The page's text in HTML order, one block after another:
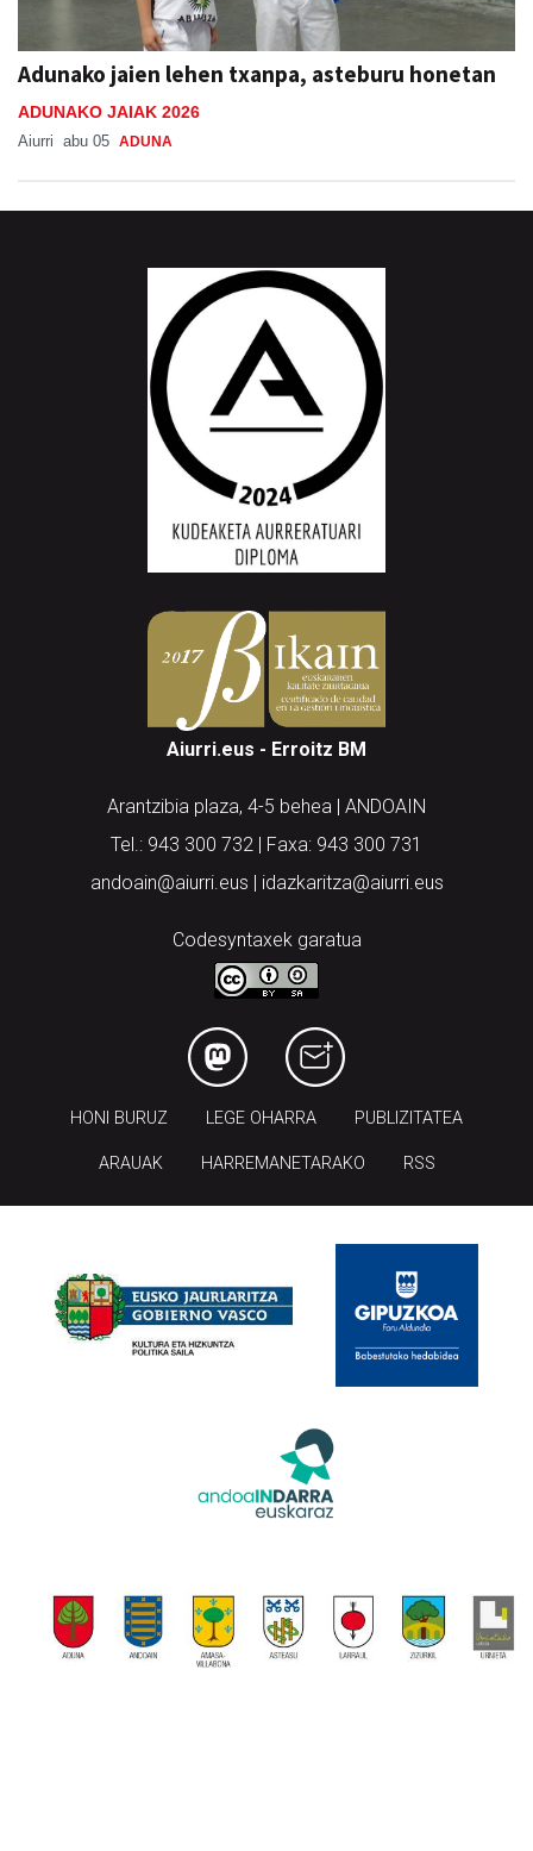
Adunako jaien lehen txanpa, asteburu honetan
abu 05
Aiurri.eus - Erroitz BM
Arantzibia plaza, 4-5 behea | ANDOAIN
Tel.: 943 300 732 | Faxa: 943 300 731
andoain@aiurri.eus | idazkaritza@aiurri.eus
Codesyntaxek garatua
LEGE OHARRA
ARAUAK HARREMANETARAKO RSS